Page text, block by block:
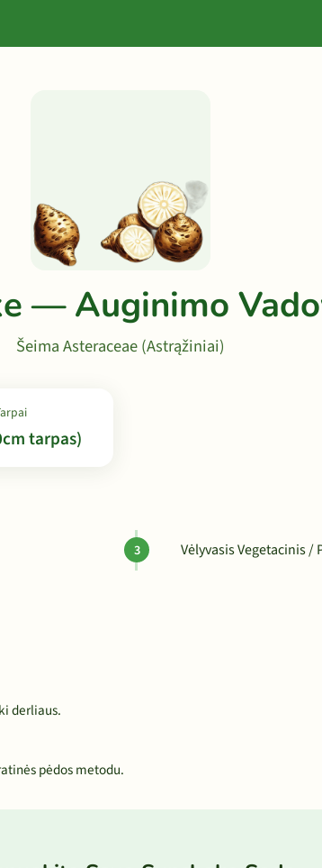
— Auginimo
Šeima Asteraceae (Astrąžiniai)
tarpas)
Vėlyvasis Vegetacinis /
derliaus.
pėdos metodu.